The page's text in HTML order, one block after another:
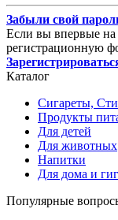
Забыли свой
Если вы впервые на
регистрационную
Каталог
Сигареты,
Продукты
Для детей
Для животных
Напитки
Для дома и
Популярные